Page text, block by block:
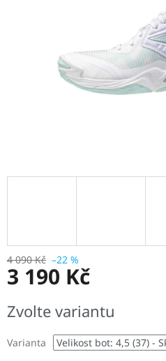
4 090 Kč –22 %
3 190 Kč
cena:
Zvolte variantu
Varianta